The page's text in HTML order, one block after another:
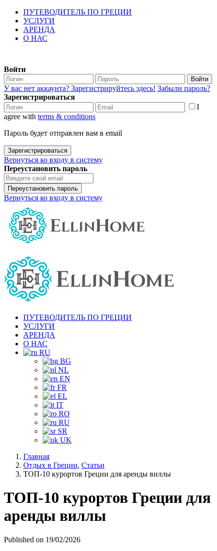
ПУТЕВОДИТЕЛЬ ПО ГРЕЦИИ
УСЛУГИ
АРЕНДА
О НАС
Войти
Войти
У вас нет аккаунта? Зарегистрируйтесь здесь! Забыли пароль?
Зарегистрироваться
I
agree with terms & conditions
Пароль будет отправлен вам в email
Зарегистрироваться
Вернуться ко входу в систему
Переустановить пароль
Переустановить пароль
Вернуться ко входу в систему
ПУТЕВОДИТЕЛЬ ПО ГРЕЦИИ
УСЛУГИ
АРЕНДА
О НАС
RU
BG
NL
EN
FR
EL
IT
RO
RU
SR
UK
Главная
Отдых в Греции, Статьи
ТОП-10 курортов Греции для аренды виллы
ТОП-10 курортов Греции для
аренды виллы
Published on 19/02/2026